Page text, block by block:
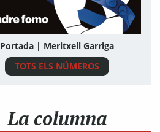
Portada | Meritxell Garriga
TOTS ELS NÚMEROS
La columna